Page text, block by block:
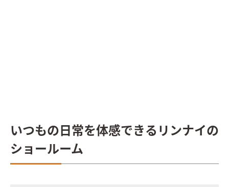
いつもの日常を体感できるリンナイの
ショールーム